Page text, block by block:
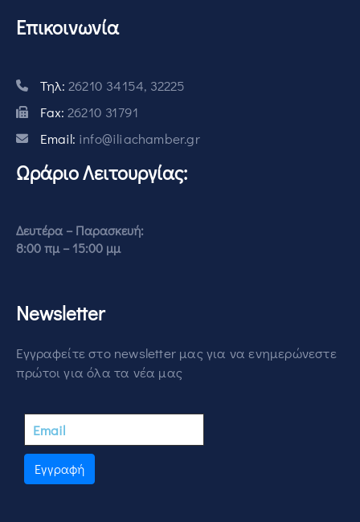
Επικοινωνία
Τηλ: 26210 34154, 32225
Fax: 26210 31791
Email: info@iliachamber.gr
Ωράριο Λειτουργίας:
Δευτέρα – Παρασκευή:
8:00 πμ – 15:00 μμ
Newsletter
Εγγραφείτε στο newsletter μας για να ενημερώνεστε
πρώτοι για όλα τα νέα μας
Εγγραφή